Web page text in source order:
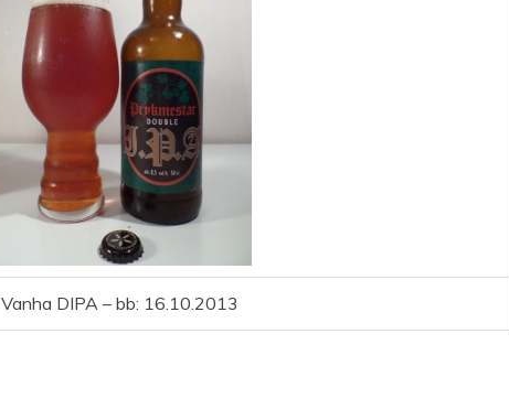
Vanha DIPA – bb: 16.10.2013